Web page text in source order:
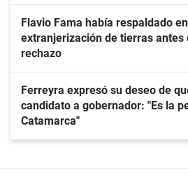
Flavio Fama había respaldado
extranjerización de tierras antes
rechazo
Ferreyra expresó su deseo de
candidato a gobernador: "Es la
Catamarca"